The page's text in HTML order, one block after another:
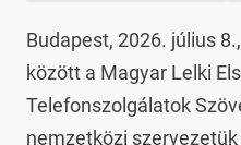
Budapest, 2026. július
között a Magyar Lelki
Telefonszolgálatok
nemzetközi szervezetük